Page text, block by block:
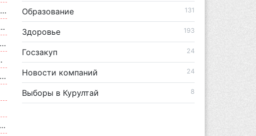
Образование 131
Здоровье 193
Госзакуп 24
Новости компаний 24
Выборы в Курултай 8